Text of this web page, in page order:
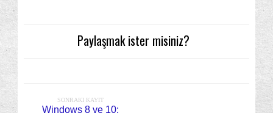
Paylaşmak ister misiniz?
SONRAKI KAYIT
Windows 8 ve 10: